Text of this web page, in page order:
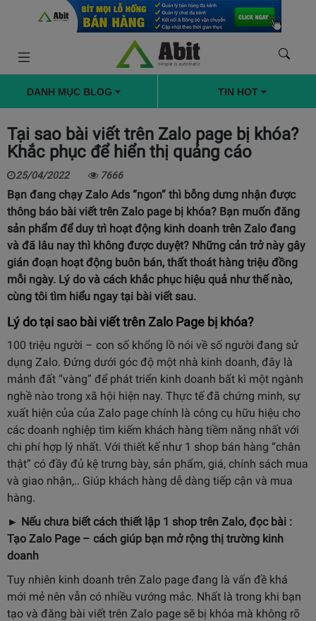
DANH MỤC BLOG TIN HOT
Tại sao bài viết trên Zalo page bị khóa?
Khắc phục để hiển thị quảng cáo
25/04/2022 7666
Bạn đang chạy Zalo Ads “ngon” thì bỗng dưng nhận được
thông báo bài viết trên Zalo page bị khóa? Bạn muốn đăng
sản phẩm để duy trì hoạt động kinh doanh trên Zalo đang
và đã lâu nay thì không được duyệt? Những cản trở này gây
gián đoạn hoạt động buôn bán, thất thoát hàng triệu đồng
mỗi ngày. Lý do và cách khắc phục hiệu quả như thế nào,
cùng tôi tìm hiểu ngay tại bài viết sau.
Lý do tại sao bài viết trên Zalo Page bị khóa?
100 triệu người – con số khổng lồ nói về số người đang sử
dụng Zalo. Đứng dưới góc độ một nhà kinh doanh, đây là
mảnh đất “vàng” để phát triển kinh doanh bất kì một ngành
nghề nào trong xã hội hiện nay. Thực tế đã chứng minh, sự
xuất hiện của của Zalo page chính là công cụ hữu hiệu cho
các doanh nghiệp tìm kiếm khách hàng tiềm năng nhất với
chi phí hợp lý nhất. Với thiết kế như 1 shop bán hàng “chân
thật” có đầy đủ kệ trưng bày, sản phẩm, giá, chính sách mua
và giao nhận,.. Giúp khách hàng dễ dàng tiếp cận và mua
hàng.
► Nếu chưa biết cách thiết lập 1 shop trên Zalo, đọc bài :
Tạo Zalo Page – cách giúp bạn mở rộng thị trường kinh
doanh
Tuy nhiên kinh doanh trên Zalo page đang là vấn đề khá
mới mẻ nên vẫn có nhiều vướng mắc. Nhất là trong khi bạn
tạo và đăng bài viết trên Zalo page sẽ bị khóa mà không rõ